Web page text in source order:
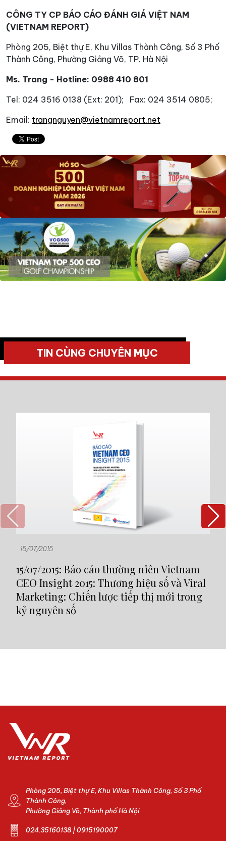
CÔNG TY CP BÁO CÁO ĐÁNH GIÁ VIỆT NAM
(VIETNAM REPORT)
Phòng 205, Biệt thự E, Khu Villas Thành Công, Số 3 Phố
Thành Công, Phường Giảng Võ, TP. Hà Nội
Ms. Trang - Hotline: 0988 410 801
Tel: 024 3516 0138 (Ext: 201); Fax: 024 3514 0805;
Email: trangnguyen@vietnamreport.net
TIN CÙNG CHUYÊN MỤC
15/07/2015
15/07/2015: Báo cáo thường niên Vietnam
CEO Insight 2015: Thương hiệu số và Viral
Marketing: Chiến lược tiếp thị mới trong
kỷ nguyên số
Phòng 205, Biệt thự E, Khu Villas Thành Công, Số 3 Phố
Thành Công,
Phường Giảng Võ, Thành phố Hà Nội
024.35160138 | 0915190007